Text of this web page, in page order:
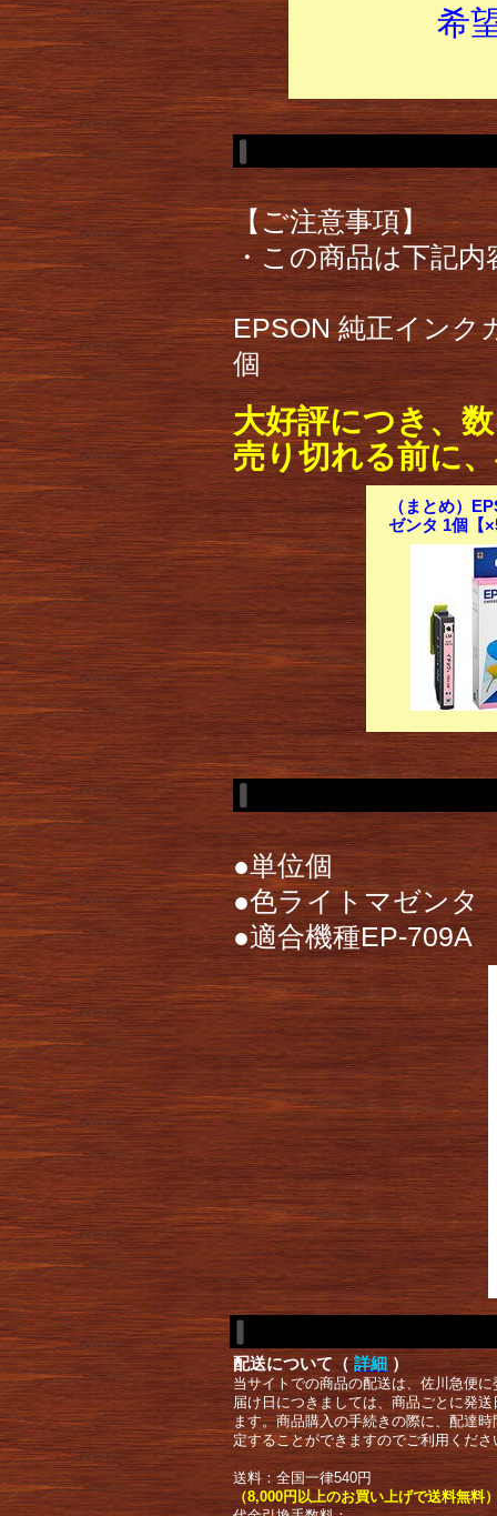
希
【ご注意事項】
・この商品は下記
EPSON 純正インク
個
大好評につき、
売り切れる前に
（まとめ）
ゼンタ 1個【
●単位個
●色ライトマゼンタ
●適合機種EP-709A
配送について（ 詳細 ）
当サイトでの商品の配送は、佐川急便
届け日につきましては、商品ごとに発
ます。商品購入の手続きの際に、配達
定することができますのでご利用くださ
送料：全国一律540円
（8,000円以上のお買い上げで送料無料